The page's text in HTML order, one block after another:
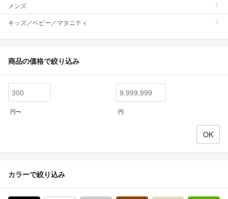
メンズ
キッズ／ベビー／マタニティ
商品の価格で絞り込み
円〜 円
カラーで絞り込み